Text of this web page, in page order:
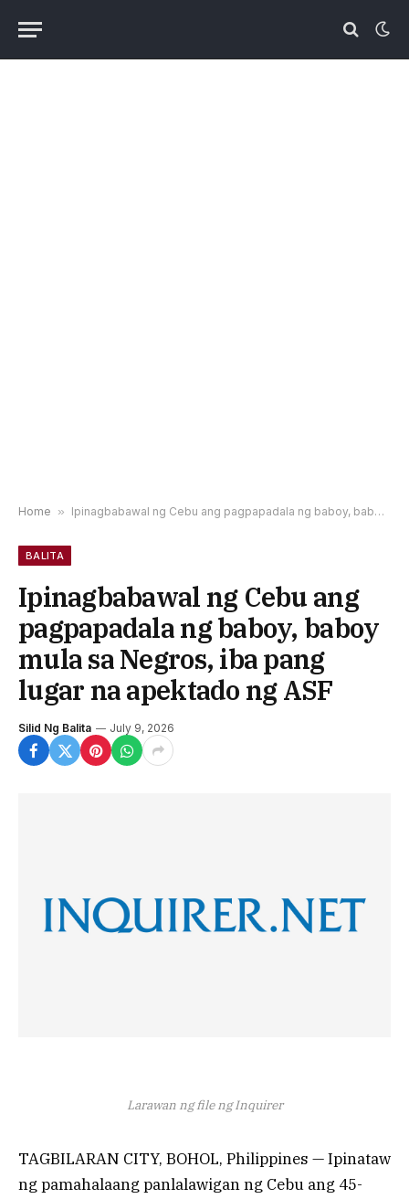
Home » Ipinagbabawal ng Cebu ang pagpapadala ng baboy, baboy mula sa Negros, iba pang lugar na apektado ng ASF
BALITA
Ipinagbabawal ng Cebu ang
pagpapadala ng baboy, baboy
mula sa Negros, iba pang
lugar na apektado ng ASF
Silid Ng Balita July 9, 2026
Larawan ng file ng Inquirer
TAGBILARAN CITY, BOHOL, Philippines — Ipinataw
ng pamahalaang panlalawigan ng Cebu ang 45-